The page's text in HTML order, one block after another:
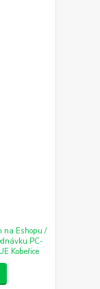
na Eshopu /
PC-
Kobeřice